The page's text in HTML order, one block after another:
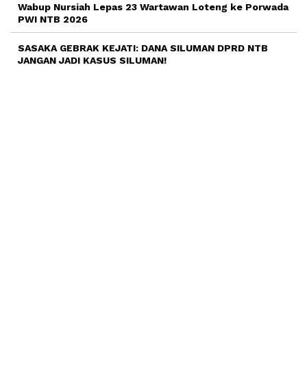
Wabup Nursiah Lepas 23 Wartawan Loteng ke Porwada
PWI NTB 2026
SASAKA GEBRAK KEJATI: DANA SILUMAN DPRD NTB
JANGAN JADI KASUS SILUMAN!